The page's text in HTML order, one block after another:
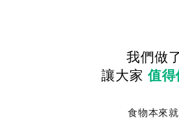
我們做
讓大家值
食物本來